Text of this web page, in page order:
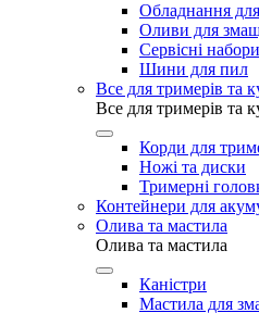
Обладнання
Оливи для
Сервісні
Шини для пил
Все для тримерів та
Все для тримерів та
Корди для
Ножі та диски
Тримерні
Контейнери для
Олива та мастила
Олива та мастила
Каністри
Мастила для